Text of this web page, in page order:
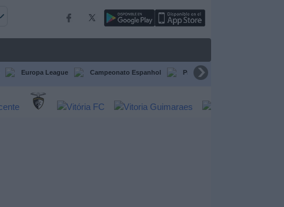
Europa League Campeonato Espanhol Premier League